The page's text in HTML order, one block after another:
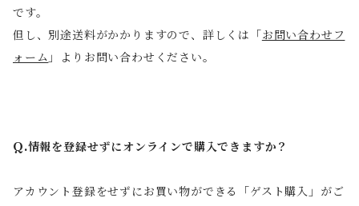
です。
但し、別途送料がかかりますので、詳しくは「お問い合わせフ
ォーム 」よりお問い合わせください。
Q.情報を登録せずにオンラインで購入できますか？
アカウント登録をせずにお買い物ができる「ゲスト購入」がご